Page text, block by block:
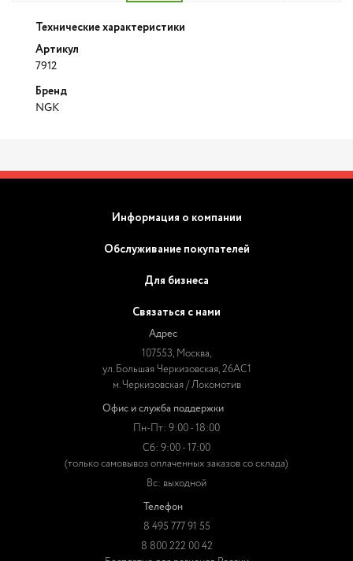
Технические характеристики
Артикул
7912
Бренд
NGK
Информация о компании
Обслуживание покупателей
Для бизнеса
Связаться с нами
Адрес
107553, Москва,
ул. Большая Черкизовская, 26АС1
м. Черкизовская / Локомотив
Офис и служба поддержки
Пн-Пт: 9:00 - 18:00
Сб: 9:00 - 17:00
(только самовывоз оплаченных заказов со склада)
Вс: выходной
Телефон
8 495 777 91 55
8 800 222 00 42